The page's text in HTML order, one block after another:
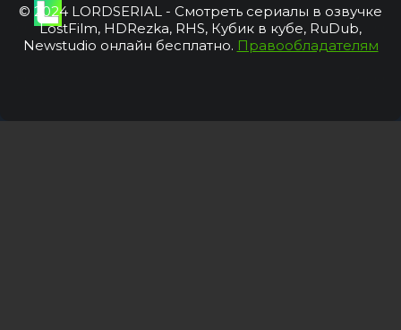
© 2024 LORDSERIAL - Смотреть сериалы в озвучке
LostFilm, HDRezka, RHS, Кубик в кубе, RuDub,
Newstudio онлайн бесплатно. Правообладателям